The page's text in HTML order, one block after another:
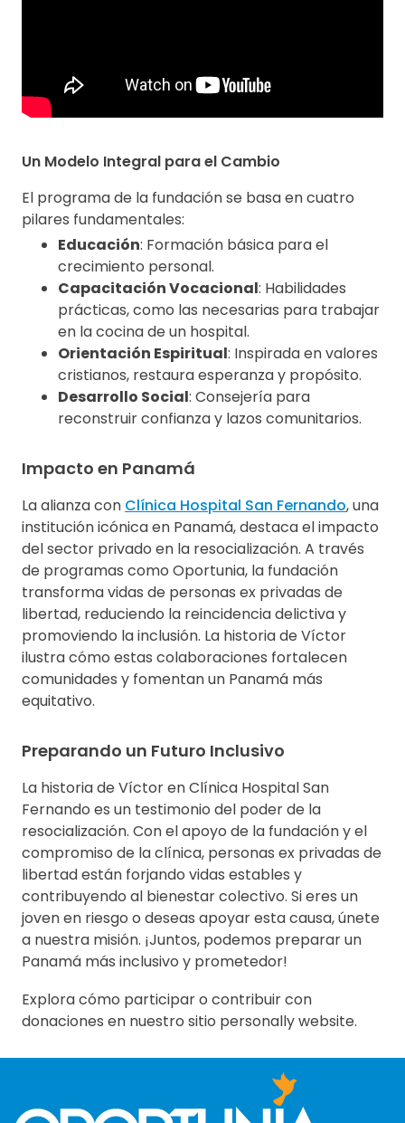
Un Modelo Integral para el Cambio
El programa de la fundación se basa en cuatro
pilares fundamentales:
Educación: Formación básica para el
crecimiento personal.
Capacitación Vocacional: Habilidades
prácticas, como las necesarias para trabajar
en la cocina de un hospital.
Orientación Espiritual: Inspirada en valores
cristianos, restaura esperanza y propósito.
Desarrollo Social: Consejería para
reconstruir confianza y lazos comunitarios.
Impacto en Panamá
La alianza con Clínica Hospital San Fernando, una
institución icónica en Panamá, destaca el impacto
del sector privado en la resocialización. A través
de programas como Oportunia, la fundación
transforma vidas de personas ex privadas de
libertad, reduciendo la reincidencia delictiva y
promoviendo la inclusión. La historia de Víctor
ilustra cómo estas colaboraciones fortalecen
comunidades y fomentan un Panamá más
equitativo.
Preparando un Futuro Inclusivo
La historia de Víctor en Clínica Hospital San
Fernando es un testimonio del poder de la
resocialización. Con el apoyo de la fundación y el
compromiso de la clínica, personas ex privadas de
libertad están forjando vidas estables y
contribuyendo al bienestar colectivo. Si eres un
joven en riesgo o deseas apoyar esta causa, únete
a nuestra misión. ¡Juntos, podemos preparar un
Panamá más inclusivo y prometedor!
Explora cómo participar o contribuir con
donaciones en nuestro sitio personally website.